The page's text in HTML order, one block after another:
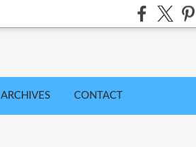
ARCHIVES CONTACT